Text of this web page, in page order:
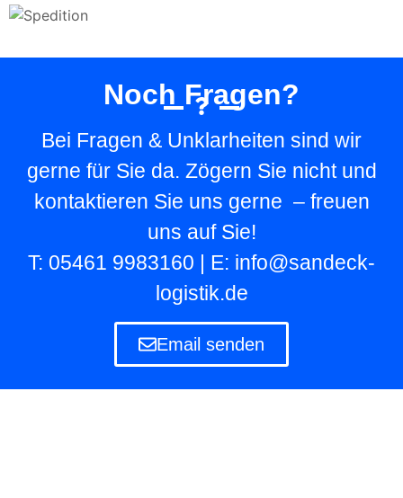
Noch Fragen?
Bei Fragen & Unklarheiten sind wir
gerne für Sie da. Zögern Sie nicht und
kontaktieren Sie uns gerne – freuen
uns auf Sie!
T: 05461 9983160 | E: info@sandeck-
logistik.de
Email senden